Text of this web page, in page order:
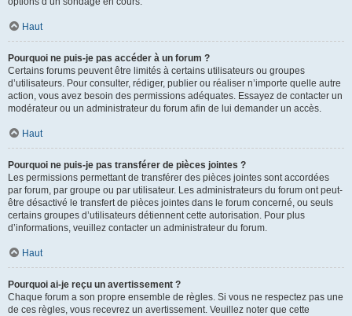
Haut
Pourquoi ne puis-je pas accéder à un forum ?
Certains forums peuvent être limités à certains utilisateurs ou groupes
d’utilisateurs. Pour consulter, rédiger, publier ou réaliser n’importe quelle autre
action, vous avez besoin des permissions adéquates. Essayez de contacter un
modérateur ou un administrateur du forum afin de lui demander un accès.
Haut
Pourquoi ne puis-je pas transférer de pièces jointes ?
Les permissions permettant de transférer des pièces jointes sont accordées
par forum, par groupe ou par utilisateur. Les administrateurs du forum ont peut-
être désactivé le transfert de pièces jointes dans le forum concerné, ou seuls
certains groupes d’utilisateurs détiennent cette autorisation. Pour plus
d’informations, veuillez contacter un administrateur du forum.
Haut
Pourquoi ai-je reçu un avertissement ?
Chaque forum a son propre ensemble de règles. Si vous ne respectez pas une
de ces règles, vous recevrez un avertissement. Veuillez noter que cette